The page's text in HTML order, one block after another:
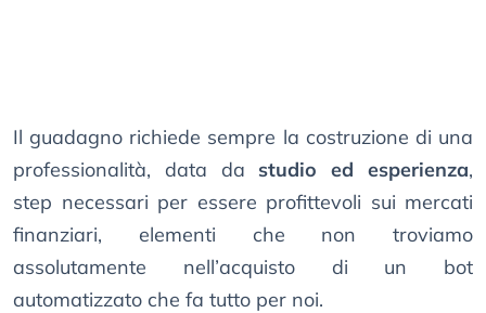
Il guadagno richiede sempre la costruzione di una
professionalità, data da studio ed esperienza,
step necessari per essere profittevoli sui mercati
finanziari, elementi che non troviamo
assolutamente nell’acquisto di un bot
automatizzato che fa tutto per noi.